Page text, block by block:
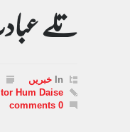
تلے
In خبریں
Hum Daise
0 comments